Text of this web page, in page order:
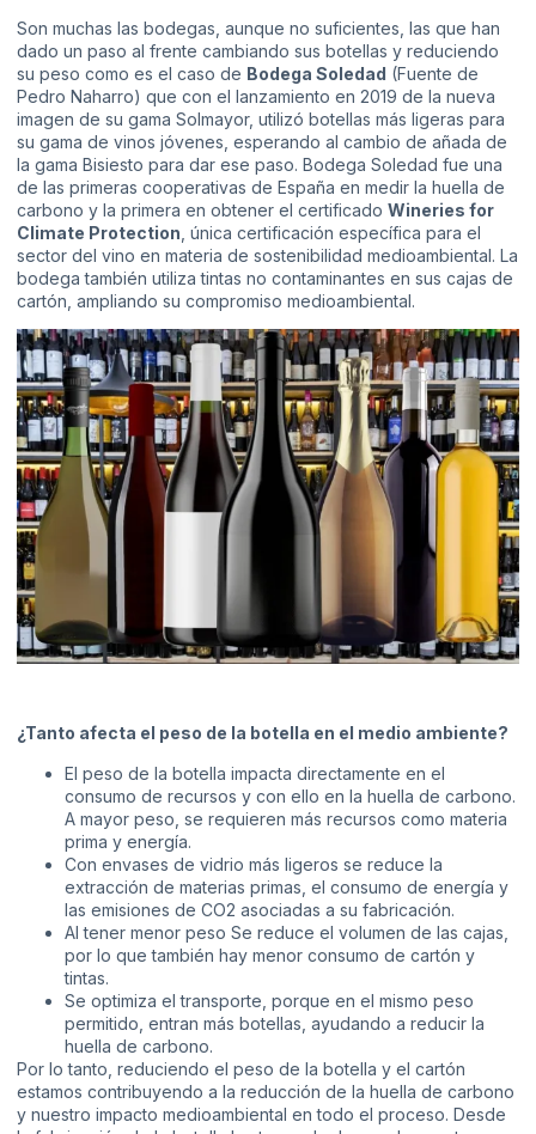
Son muchas las bodegas, aunque no suficientes, las que han
dado un paso al frente cambiando sus botellas y reduciendo
su peso como es el caso de Bodega Soledad (Fuente de
Pedro Naharro) que con el lanzamiento en 2019 de la nueva
imagen de su gama Solmayor, utilizó botellas más ligeras para
su gama de vinos jóvenes, esperando al cambio de añada de
la gama Bisiesto para dar ese paso. Bodega Soledad fue una
de las primeras cooperativas de España en medir la huella de
carbono y la primera en obtener el certificado Wineries for
Climate Protection , única certificación específica para el
sector del vino en materia de sostenibilidad medioambiental. La
bodega también utiliza tintas no contaminantes en sus cajas de
cartón, ampliando su compromiso medioambiental.
¿Tanto afecta el peso de la botella en el medio ambiente?
El peso de la botella impacta directamente en el
consumo de recursos y con ello en la huella de carbono.
A mayor peso, se requieren más recursos como materia
prima y energía.
Con envases de vidrio más ligeros se reduce la
extracción de materias primas, el consumo de energía y
las emisiones de CO2 asociadas a su fabricación.
Al tener menor peso Se reduce el volumen de las cajas,
por lo que también hay menor consumo de cartón y
tintas.
Se optimiza el transporte, porque en el mismo peso
permitido, entran más botellas, ayudando a reducir la
huella de carbono.
Por lo tanto, reduciendo el peso de la botella y el cartón
estamos contribuyendo a la reducción de la huella de carbono
y nuestro impacto medioambiental en todo el proceso. Desde